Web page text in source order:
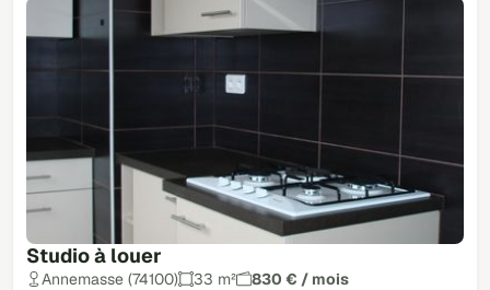
Studio à louer
Annemasse (74100) 33 m² 830 € / mois